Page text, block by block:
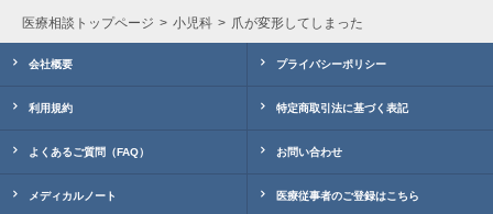
医療相談トップページ 小児科 爪が変形してしまった
会社概要 プライバシーポリシー
利用規約 特定商取引法に基づく表記
よくあるご質問（FAQ） お問い合わせ
メディカルノート 医療従事者のご登録はこちら